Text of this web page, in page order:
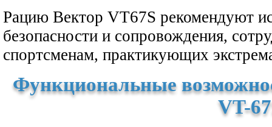
Рацию Вектор VT67S рекомендуют
безопасности и сопровождения,
спортсменам, практикующих
Функциональные
VT-